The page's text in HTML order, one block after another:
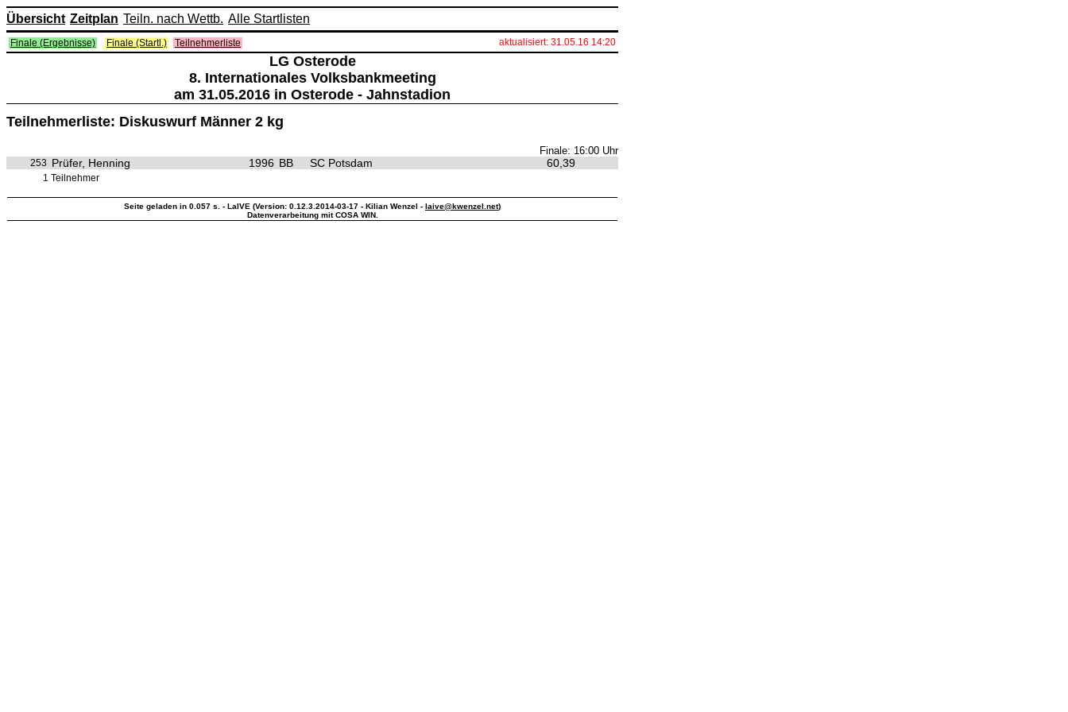
Übersicht Zeitplan Teiln. nach Wettb. Alle Startlisten
Finale (Ergebnisse) Finale (Startl.) Teilnehmerliste aktualisiert: 31.05.16 14:20
LG Osterode
8. Internationales Volksbankmeeting
am 31.05.2016 in Osterode - Jahnstadion
Teilnehmerliste: Diskuswurf Männer 2 kg
Finale: 16:00 Uhr
253 Prüfer, Henning 1996 BB SC Potsdam 60,39
1 Teilnehmer
Seite geladen in 0.057 s. - LaIVE (Version: 0.12.3.2014-03-17 - Kilian Wenzel - laive@kwenzel.net)
Datenverarbeitung mit COSA WIN.